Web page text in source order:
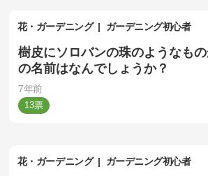
花・ガーデニング ガーデニング初心者
樹皮にソロバンの珠のようなも
の名前はなんでしょうか？
7年前
13
花・ガーデニング ガーデニング初心者